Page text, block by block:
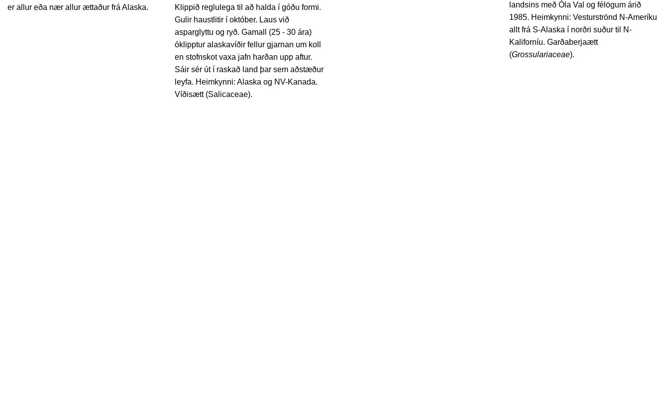
er allur eða nær allur ættaður frá Alaska.
Klippið reglulega til að halda í góðu formi.
Gulir haustlitir í október. Laus við
asparglyttu og ryð. Gamall (25 - 30 ára)
óklipptur alaskavíðir fellur gjarnan um koll
en stofnskot vaxa jafn harðan upp aftur.
Sáir sér út í raskað land þar sem aðstæður
leyfa. Heimkynni: Alaska og NV-Kanada.
Víðisætt (Salicaceae).
landsins með Óla Val og félögum árið
1985. Heimkynni: Vesturströnd N-Ameríku
allt frá S-Alaska í norðri suður til N-
Kaliforníu. Garðaberjaætt
(Grossulariaceae).